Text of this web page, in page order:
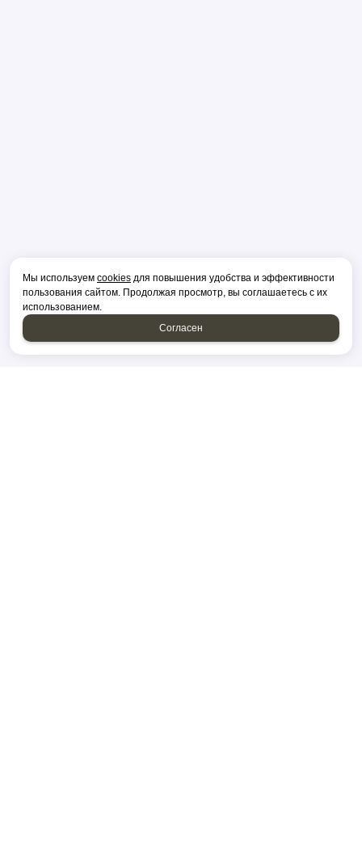
Мы используем cookies для повышения удобства и эффективности
пользования сайтом. Продолжая просмотр, вы соглашаетесь с их
использованием.
Согласен